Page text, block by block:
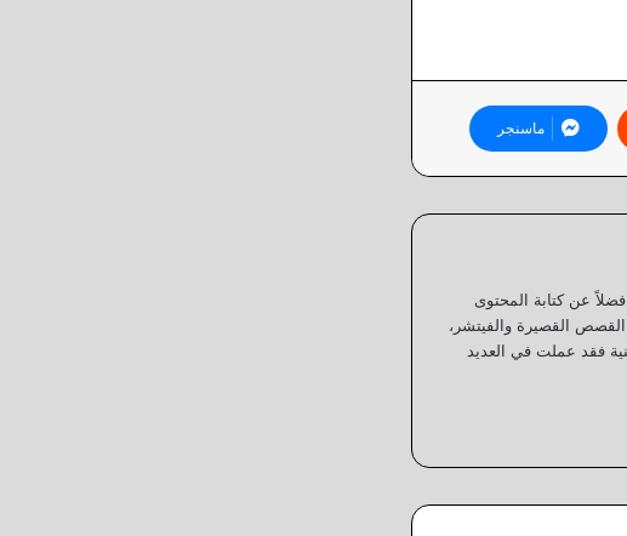
ماسنجر
فضلاً عن كتابة المحتوى
القصص القصيرة والفيتشر،
فقد عملت في العديد